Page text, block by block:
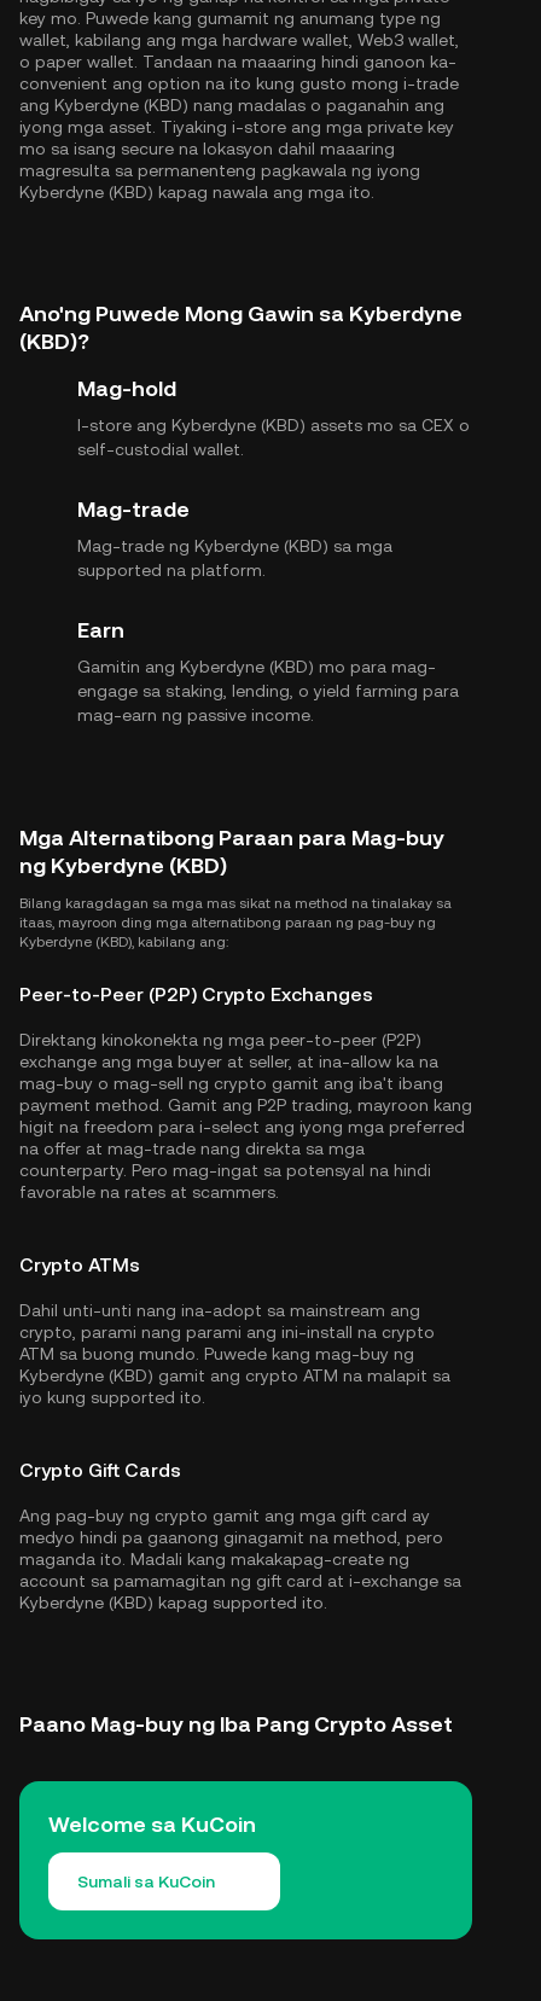
key mo. Puwede kang gumamit ng anumang type ng
wallet, kabilang ang mga hardware wallet, Web3 wallet,
o paper wallet. Tandaan na maaaring hindi ganoon ka-
convenient ang option na ito kung gusto mong i-trade
ang Kyberdyne (KBD) nang madalas o paganahin ang
iyong mga asset. Tiyaking i-store ang mga private key
mo sa isang secure na lokasyon dahil maaaring
magresulta sa permanenteng pagkawala ng iyong
Kyberdyne (KBD) kapag nawala ang mga ito.
Ano'ng Puwede Mong Gawin sa Kyberdyne
(KBD)?
Mag-hold
I-store ang Kyberdyne (KBD) assets mo sa CEX o
self-custodial wallet.
Mag-trade
Mag-trade ng Kyberdyne (KBD) sa mga
supported na platform.
Earn
Gamitin ang Kyberdyne (KBD) mo para mag-
engage sa staking, lending, o yield farming para
mag-earn ng passive income.
Mga Alternatibong Paraan para Mag-buy
ng Kyberdyne (KBD)
Bilang karagdagan sa mga mas sikat na method na tinalakay sa
itaas, mayroon ding mga alternatibong paraan ng pag-buy ng
Kyberdyne (KBD), kabilang ang:
Peer-to-Peer (P2P) Crypto Exchanges
Direktang kinokonekta ng mga peer-to-peer (P2P)
exchange ang mga buyer at seller, at ina-allow ka na
mag-buy o mag-sell ng crypto gamit ang iba't ibang
payment method. Gamit ang P2P trading, mayroon kang
higit na freedom para i-select ang iyong mga preferred
na offer at mag-trade nang direkta sa mga
counterparty. Pero mag-ingat sa potensyal na hindi
favorable na rates at scammers.
Crypto ATMs
Dahil unti-unti nang ina-adopt sa mainstream ang
crypto, parami nang parami ang ini-install na crypto
ATM sa buong mundo. Puwede kang mag-buy ng
Kyberdyne (KBD) gamit ang crypto ATM na malapit sa
iyo kung supported ito.
Crypto Gift Cards
Ang pag-buy ng crypto gamit ang mga gift card ay
medyo hindi pa gaanong ginagamit na method, pero
maganda ito. Madali kang makakapag-create ng
account sa pamamagitan ng gift card at i-exchange sa
Kyberdyne (KBD) kapag supported ito.
Paano Mag-buy ng Iba Pang Crypto Asset
Welcome sa KuCoin
Sumali sa KuCoin